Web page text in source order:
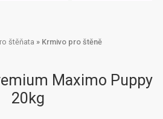
štěňata » Krmivo pro štěně
Maximo Puppy
20kg